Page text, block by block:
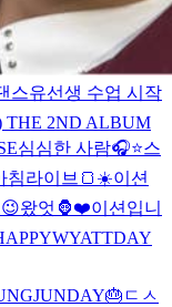
스유선생 수업 시작
THE 2ND ALBUM
심심한 사람🎧⭐️스
침라이브🍞☀️이션
왔엇🦍❤️이션입니
ㄷㅅ